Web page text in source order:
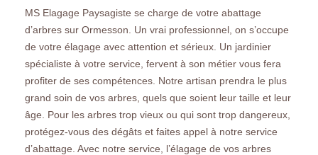
MS Elagage Paysagiste se charge de votre abattage
d’arbres sur Ormesson. Un vrai professionnel, on s’occupe
de votre élagage avec attention et sérieux. Un jardinier
spécialiste à votre service, fervent à son métier vous fera
profiter de ses compétences. Notre artisan prendra le plus
grand soin de vos arbres, quels que soient leur taille et leur
âge. Pour les arbres trop vieux ou qui sont trop dangereux,
protégez-vous des dégâts et faites appel à notre service
d’abattage. Avec notre service, l’élagage de vos arbres